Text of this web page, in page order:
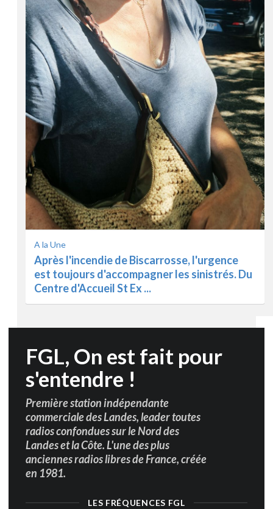
A la Une
Après l'incendie de Biscarrosse, l'urgence
est toujours d'accompagner les sinistrés. Du
Centre d'Accueil St Ex ...
FGL, On est fait pour
s'entendre !
Première station indépendante
commerciale des Landes, leader toutes
radios confondues sur le Nord des
Landes et la Côte. L'une des plus
anciennes radios libres de France, créée
en 1981.
LES FRÉQUENCES FGL